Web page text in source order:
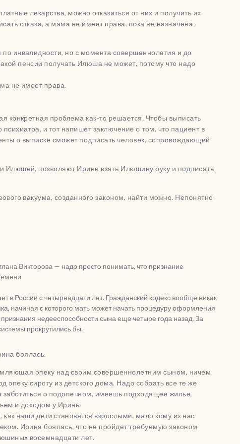
лекарства, можно отказаться от них и получить их
отказа, а мама не имеет права, пока не назначена
инвалидности, но с момента совершеннолетия и до
пенсии получать Илюша не может, потому что надо
не имеет права.
конкретная проблема как-то решается. Чтобы выписать
и тот напишет заключение о том, что пациент в
о выписке сможет подписать человек, сопровождающий
Илюшей, позволяют Ирине взять Илюшину руку и подписать
вакуума, созданного законом, найти можно. Непонятно
Викторова — надо просто понимать, что признание
в России с четырнадцати лет. Гражданский кодекс вообще никак
начиная с которого мать может начать процедуру оформления
недееспособности сына еще четыре года назад. За
прокрутились бы.
боялась.
опеку над своим совершеннолетним сыном, ничем
сироту из детского дома. Надо собрать все те же
заботиться о подопечном, имеешь подходящее жилье,
и доходом у Ирины
наши дети становятся взрослыми, мало кому из нас
Ирина боялась, что не пройдет требуемую законом
восемнадцати лет.